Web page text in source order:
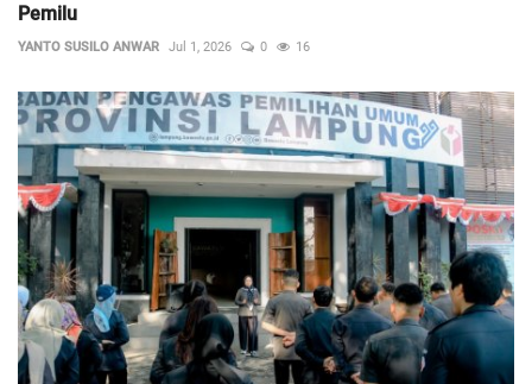
Pemilu
YANTO SUSILO ANWAR Jul 1, 2026 0 16